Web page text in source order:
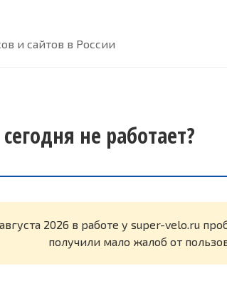
и сайтов в России
не работает?
2026 в работе у super-velo.ru
получили мало жалоб от